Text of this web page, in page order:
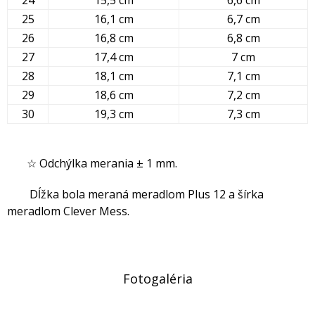
25
16,1 cm
6,7 cm
26
16,8 cm
6,8 cm
27
17,4 cm
7 cm
28
18,1 cm
7,1 cm
29
18,6 cm
7,2 cm
30
19,3 cm 7,3 cm
☆ Odchýlka merania ± 1 mm.
Dĺžka bola meraná meradlom Plus 12 a šírka
meradlom Clever Mess.
Fotogaléria